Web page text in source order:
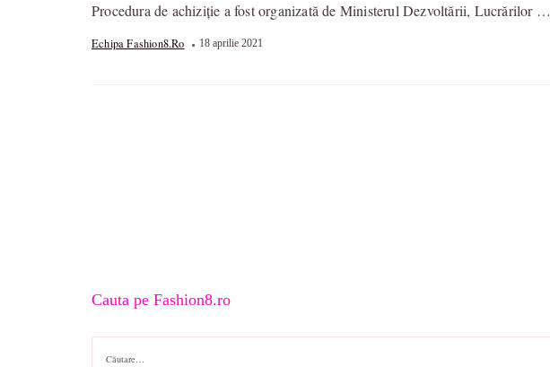
Procedura de achiziție a fost organizată de Ministerul Dezvoltării, Lucrărilor …
Echipa Fashion8.ro 18 aprilie 2021
Cauta pe Fashion8.ro
Caută
după: